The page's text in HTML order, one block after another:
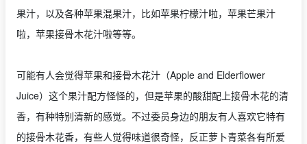
果汁，以及各种苹果混果汁，比如苹果柠檬汁啦，苹果芒果汁
啦，苹果接骨木花汁啦等等。
可能有人会觉得苹果和接骨木花汁（Apple and Elderflower
Juice）这个果汁配方怪怪的，但是苹果的酸甜配上接骨木花的清
香，有种特别清新的感觉。不过委员身边的朋友有人喜欢它特有
的接骨木花香，有些人觉得味道很奇怪，反正萝卜青菜各有所爱